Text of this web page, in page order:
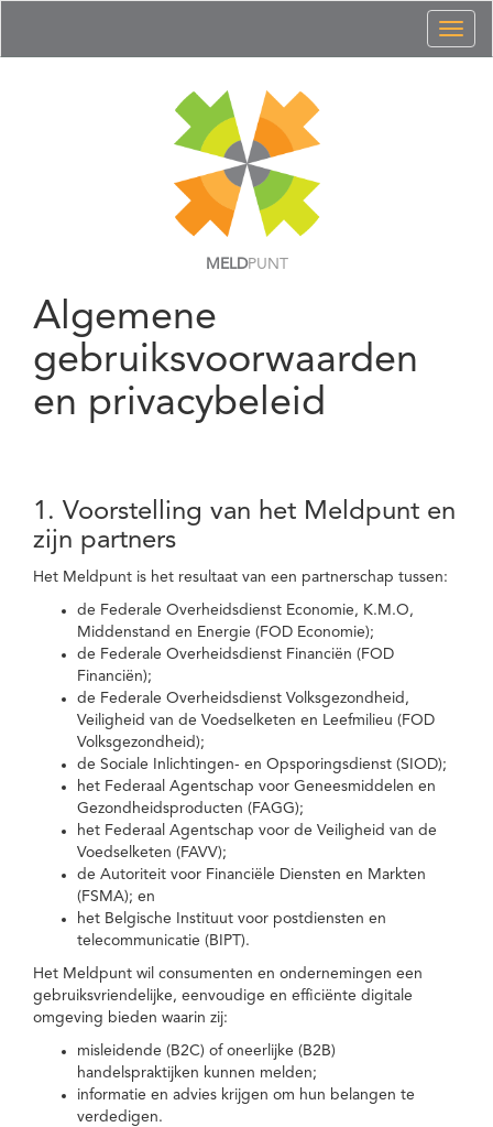
MELDPUNT
Algemene
gebruiksvoorwaarden
en privacybeleid
1. Voorstelling van het Meldpunt en
zijn partners
Het Meldpunt is het resultaat van een partnerschap tussen:
de Federale Overheidsdienst Economie, K.M.O,
Middenstand en Energie (FOD Economie);
de Federale Overheidsdienst Financiën (FOD
Financiën);
de Federale Overheidsdienst Volksgezondheid,
Veiligheid van de Voedselketen en Leefmilieu (FOD
Volksgezondheid);
de Sociale Inlichtingen- en Opsporingsdienst (SIOD);
het Federaal Agentschap voor Geneesmiddelen en
Gezondheidsproducten (FAGG);
het Federaal Agentschap voor de Veiligheid van de
Voedselketen (FAVV);
de Autoriteit voor Financiële Diensten en Markten
(FSMA); en
het Belgische Instituut voor postdiensten en
telecommunicatie (BIPT).
Het Meldpunt wil consumenten en ondernemingen een
gebruiksvriendelijke, eenvoudige en efficiënte digitale
omgeving bieden waarin zij:
misleidende (B2C) of oneerlijke (B2B)
handelspraktijken kunnen melden;
informatie en advies krijgen om hun belangen te
verdedigen.